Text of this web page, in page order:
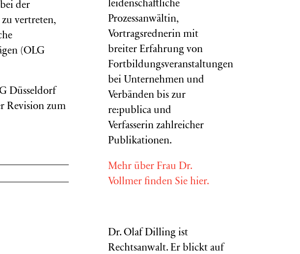
der
vertreten,
(OLG
Düsseldorf
Revision zum
leidenschaftliche
Prozessanwältin,
Vortragsrednerin mit
breiter Erfahrung von
Fortbildungsveranstaltungen
bei Unternehmen und
Verbänden bis zur
re:publica und
Verfasserin zahlreicher
Publikationen.
Mehr über Frau Dr.
Vollmer finden Sie hier.
Dr. Olaf Dilling ist
Rechtsanwalt. Er blickt auf